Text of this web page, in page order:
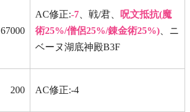
67000
AC修正:-7 、戦/君、
呪文抵抗(魔
術25%/僧侶25%/錬金術25%) 、ニ
ベーヌ湖底神殿B3F
200 AC修正:-4